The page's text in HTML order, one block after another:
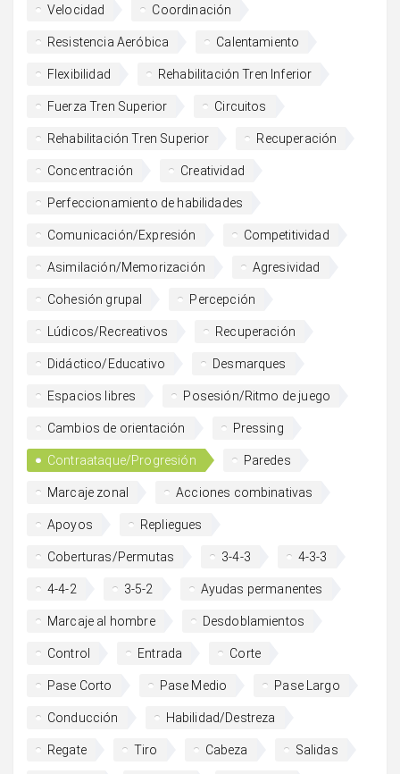
Velocidad Coordinación
Resistencia Aeróbica Calentamiento
Flexibilidad Rehabilitación Tren Inferior
Fuerza Tren Superior Circuitos
Rehabilitación Tren Superior Recuperación
Concentración Creatividad
Perfeccionamiento de habilidades
Comunicación/Expresión Competitividad
Asimilación/Memorización Agresividad
Cohesión grupal Percepción
Lúdicos/Recreativos Recuperación
Didáctico/Educativo Desmarques
Espacios libres Posesión/Ritmo de juego
Cambios de orientación Pressing
Contraataque/Progresión Paredes
Marcaje zonal Acciones combinativas
Apoyos Repliegues
Coberturas/Permutas 3-4-3 4-3-3
4-4-2 3-5-2 Ayudas permanentes
Marcaje al hombre Desdoblamientos
Control Entrada Corte
Pase Corto Pase Medio Pase Largo
Conducción Habilidad/Destreza
Regate Tiro Cabeza Salidas